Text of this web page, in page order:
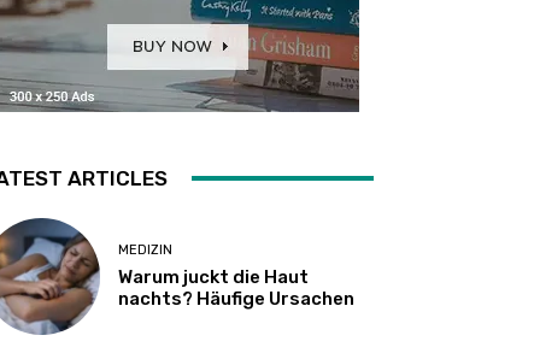
ARTICLES
MEDIZIN
Warum juckt die Haut
nachts? Häufige Ursachen